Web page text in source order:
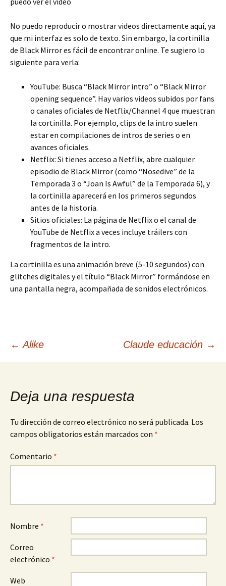
No puedo reproducir o mostrar videos directamente aquí, ya
que mi interfaz es solo de texto. Sin embargo, la cortinilla
de Black Mirror es fácil de encontrar online. Te sugiero lo
siguiente para verla:
YouTube: Busca “Black Mirror intro” o “Black Mirror
opening sequence”. Hay varios videos subidos por fans
o canales oficiales de Netflix/Channel 4 que muestran
la cortinilla. Por ejemplo, clips de la intro suelen
estar en compilaciones de intros de series o en
avances oficiales.
Netflix: Si tienes acceso a Netflix, abre cualquier
episodio de Black Mirror (como “Nosedive” de la
Temporada 3 o “Joan Is Awful” de la Temporada 6), y
la cortinilla aparecerá en los primeros segundos
antes de la historia.
Sitios oficiales: La página de Netflix o el canal de
YouTube de Netflix a veces incluye tráilers con
fragmentos de la intro.
La cortinilla es una animación breve (5-10 segundos) con
glitches digitales y el título “Black Mirror” formándose en
una pantalla negra, acompañada de sonidos electrónicos.
Navegación
de
entradas
← Alike Claude educación →
Deja una respuesta
Tu dirección de correo electrónico no será publicada. Los
campos obligatorios están marcados con *
Comentario *
Nombre *
Correo
electrónico *
Web